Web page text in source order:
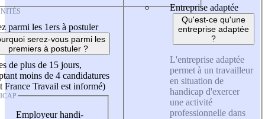
parmi les 1ers à postuler
serez-vous parmi les
premiers à postuler ?
de plus de 15 jours,
moins de 4 candidatures
France Travail est informé)
Employeur handi-
Entreprise adaptée
Qu'est-ce qu'une
entreprise adaptée
?
L'entreprise adaptée
permet à un travailleur
en situation de
handicap d'exercer
une activité
professionnelle dans